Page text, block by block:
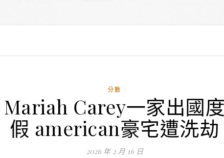
分數
Mariah Carey一家出國
假 american豪宅遭洗劫
2026 年 2 月 16 日